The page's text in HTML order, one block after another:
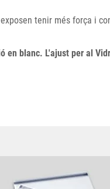
tenir més força i
en blanc. L'ajust per al